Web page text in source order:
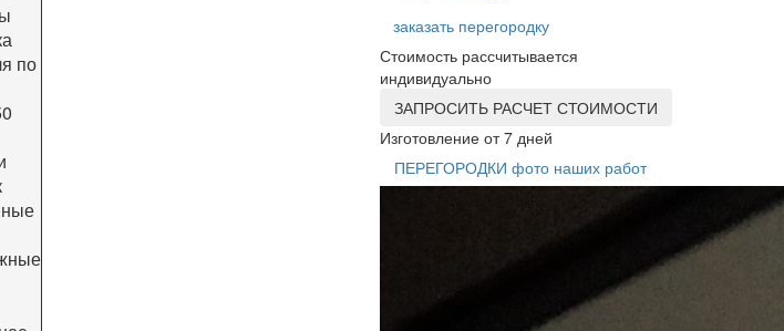
по
заказать перегородку
Стоимость рассчитывается
индивидуально
ЗАПРОСИТЬ РАСЧЕТ СТОИМОСТИ
Изготовление от 7 дней
ПЕРЕГОРОДКИ фото наших работ